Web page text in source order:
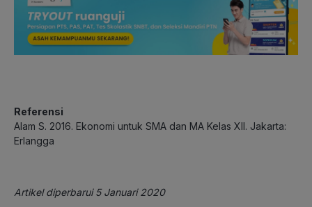
Referensi
Alam S. 2016. Ekonomi untuk SMA dan MA Kelas XII. Jakarta:
Erlangga
Artikel diperbarui 5 Januari 2020